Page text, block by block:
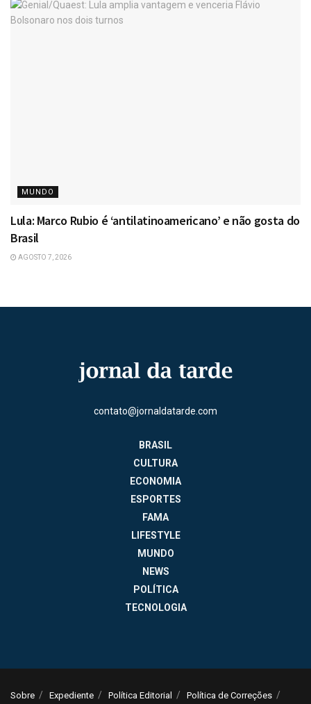
MUNDO
Lula: Marco Rubio é ‘antilatinoamericano’ e não gosta do
Brasil
AGOSTO 7, 2026
contato@jornaldatarde.com
BRASIL
CULTURA
ECONOMIA
ESPORTES
FAMA
LIFESTYLE
MUNDO
NEWS
POLÍTICA
TECNOLOGIA
Sobre Expediente Política Editorial Política de Correções